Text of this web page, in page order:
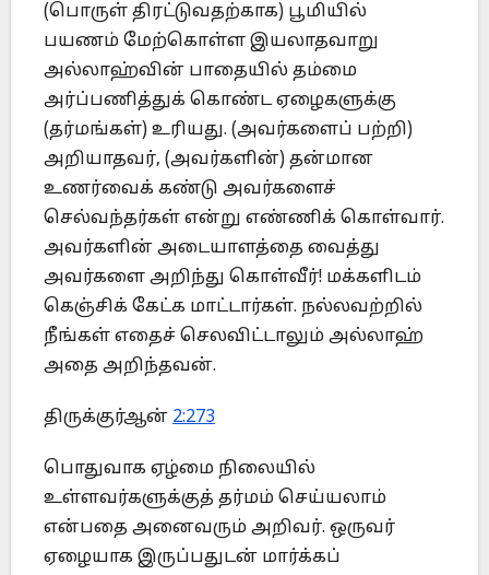
(பொருள் திரட்டுவதற்காக) பூமியில்
பயணம் மேற்கொள்ள இயலாதவாறு
அல்லாஹ்வின் பாதையில் தம்மை
அர்ப்பணித்துக் கொண்ட ஏழைகளுக்கு
(தர்மங்கள்) உரியது. (அவர்களைப் பற்றி)
அறியாதவர், (அவர்களின்) தன்மான
உணர்வைக் கண்டு அவர்களைச்
செல்வந்தர்கள் என்று எண்ணிக் கொள்வார்.
அவர்களின் அடையாளத்தை வைத்து
அவர்களை அறிந்து கொள்வீர்! மக்களிடம்
கெஞ்சிக் கேட்க மாட்டார்கள். நல்லவற்றில்
நீங்கள் எதைச் செலவிட்டாலும் அல்லாஹ்
அதை அறிந்தவன்.
திருக்குர்ஆன் 2:273
பொதுவாக ஏழ்மை நிலையில்
உள்ளவர்களுக்குத் தர்மம் செய்யலாம்
என்பதை அனைவரும் அறிவர். ஒருவர்
ஏழையாக இருப்பதுடன் மார்க்கப்